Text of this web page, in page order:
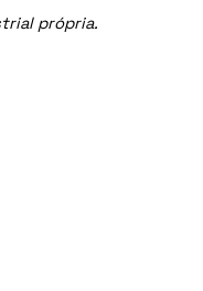
própria.